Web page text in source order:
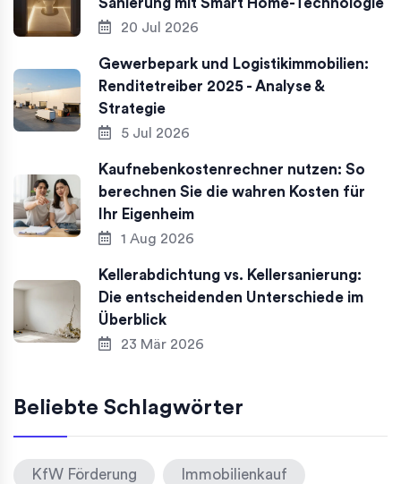
Sanierung mit Smart Home-Technologie
20 Jul 2026
Gewerbepark und Logistikimmobilien:
Renditetreiber 2025 - Analyse &
Strategie
5 Jul 2026
Kaufnebenkostenrechner nutzen: So
berechnen Sie die wahren Kosten für
Ihr Eigenheim
1 Aug 2026
Kellerabdichtung vs. Kellersanierung:
Die entscheidenden Unterschiede im
Überblick
23 Mär 2026
Beliebte Schlagwörter
KfW Förderung Immobilienkauf